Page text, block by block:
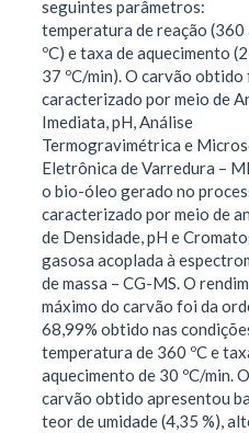
seguintes parâmetros:
temperatura de reação (360
ºC) e taxa de aquecimento
37 ºC/min). O carvão
caracterizado por meio de
Imediata, pH, Análise
Termogravimétrica e
Eletrônica de Varredura –
o bio-óleo gerado no
caracterizado por meio de
de Densidade, pH e
gasosa acoplada à
de massa – CG-MS. O
máximo do carvão foi da
68,99% obtido nas
temperatura de 360 ºC e
aquecimento de 30 ºC/min. O
carvão obtido apresentou
teor de umidade (4,35 %),